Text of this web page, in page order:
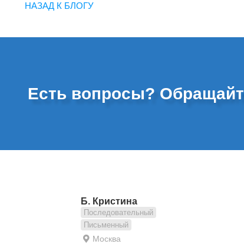
НАЗАД К БЛОГУ
Есть вопросы?
Б. Кристина
Последовательный
Письменный
Москва